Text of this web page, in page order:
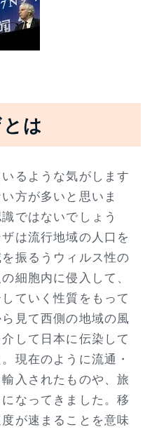
は
るような気がします
方が多いと思いま
ではないでしょう
は流行地域の人口を
振るうウィルス性の
細胞内に侵入して、
ていく性質をもって
見て西側の地域の風
して日本に伝染して
現在のように流通・
入されたものや、旅
なってきました。移
が速まることを意味